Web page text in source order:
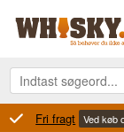
100% Danskejet